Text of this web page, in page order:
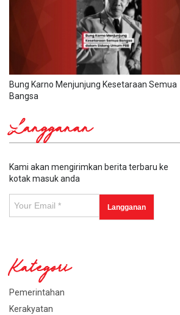
Bung Karno Menjunjung Kesetaraan Semua
Bangsa
Langganan
Kami akan mengirimkan berita terbaru ke
kotak masuk anda
Kategori
Pemerintahan
Kerakyatan